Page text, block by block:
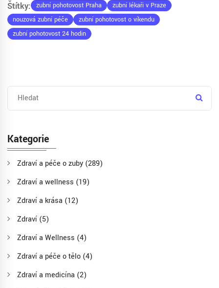
Štítky: zubní pohotovost Praha
zubní lékaři v Praze
nouzová zubní péče
zubní pohotovost o víkendu
zubní pohotovost 24 hodin
Kategorie
Zdraví a péče o zuby (289)
Zdraví a wellness (19)
Zdraví a krása (12)
Zdraví (5)
Zdraví a Wellness (4)
Zdraví a péče o tělo (4)
Zdraví a medicína (2)